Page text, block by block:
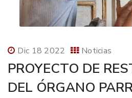
Dic 18 2022 Noticias
PROYECTO DE
DEL ÓRGANO